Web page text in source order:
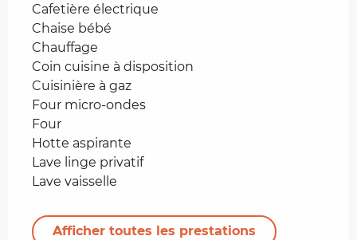
Cafetière électrique
Chaise bébé
Chauffage
Coin cuisine à disposition
Cuisinière à gaz
Four micro-ondes
Four
Hotte aspirante
Lave linge privatif
Lave vaisselle
Afficher toutes les prestations